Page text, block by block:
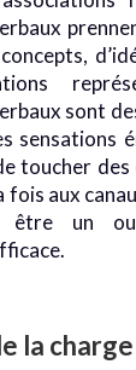
sont
sensations
toucher des
fois aux
un
la